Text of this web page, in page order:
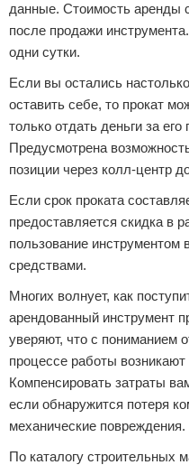
данные. Стоимость аренды
после продажи
одни сутки.
Если вы остались
оставить себе, то прокат
только отдать деньги за
Предусмотрена
позиции через колл-центр
Если срок проката
предоставляется скидка в
пользование инструментом
средствами.
Многих волнует, как
арендованный инструмент
уверяют, что с пониманием
процессе работы
Компенсировать затраты
если обнаружится потеря
механические повреждения.
По каталогу строительных